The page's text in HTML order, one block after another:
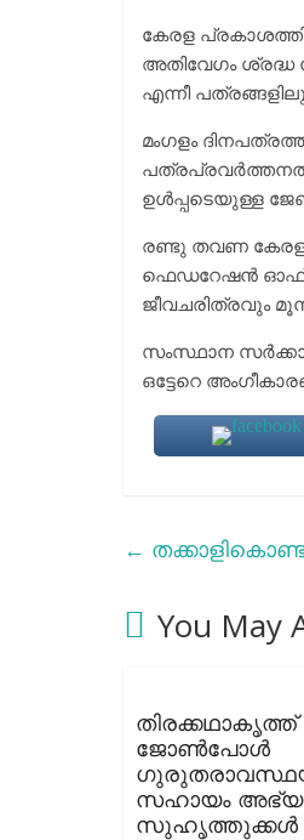
കേരള
അതിവേഗം
എന്നീ
മംഗളം
ഉൾപ്പടെയുള്ള
രണ്ടു തവണ
ഫെഡറേഷൻ ഓഫ്
ജീവചരിത്രവും
സംസ്ഥാന
ഒട്ടേറെ
←
You May
തിരക്കഥാകൃത്ത്
ജോണ്‍പോള്‍
സഹായം
സുഹൃത്തുക്കള്‍